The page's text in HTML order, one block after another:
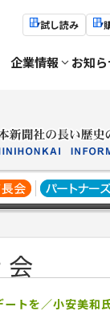
試し読み
企業情報 お知
トを／小安美和